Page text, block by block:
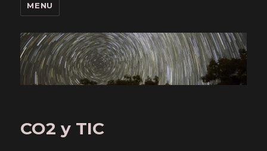
MENU
CO2 y TIC